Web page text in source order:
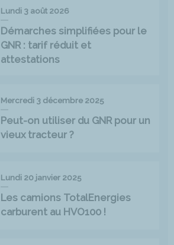
Lundi 3 août 2026
Démarches simplifiées pour le
GNR : tarif réduit et
attestations
Mercredi 3 décembre 2025
Peut-on utiliser du GNR pour un
vieux tracteur ?
Lundi 20 janvier 2025
Les camions TotalEnergies
carburent au HVO100 !